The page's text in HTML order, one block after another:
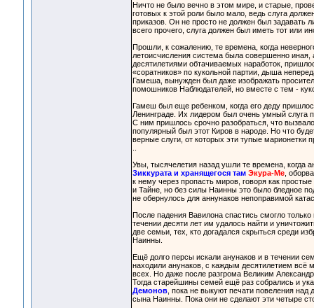
Ничто не было вечно в этом мире, и старые,
готовых к этой роли было мало, ведь слуга
приказов. Он не просто не должен был задавать
всего прочего, слуга должен был иметь тот или
Прошли, к сожалению, те времена, когда
летоисчисления система была совершенно
десятилетиями обтачиваемых наработок,
«соратников» по кукольной партии, дыша
Гамеша, вынужден был даже изображать
помошников Наблюдателей, но вместе с тем -
Гамеш был еще ребенком, когда его деду
Ленинграде. Их лидером был очень умный слуга
С ним пришлось срочно разобраться, что
популярный был этот Киров в народе. Но что
верные слуги, от которых эти тупые марионетки
Увы, тысячелетия назад ушли те времена, когда
Зиккурата и хранящегося там Экура-Ме,
к нему через пропасть миров, говоря как
и Тайне, но без силы Наинны это было бледное
не обернулось для аннунаков непоправимой
После падения Вавилона спастись смогло
течении десяти лет им удалось найти и
две семьи, тех, кто догадался скрыться среди
Наинны.
Ещё долго персы искали анунаков и в течении
находили анунаков, с каждым десятилетием
всех. Но даже после разгрома Великим
Тогда старейшины семей ещё раз собрались и
Демонов, пока не выкуют печати повеления над
сына Наинны. Пока они не сделают эти четыре